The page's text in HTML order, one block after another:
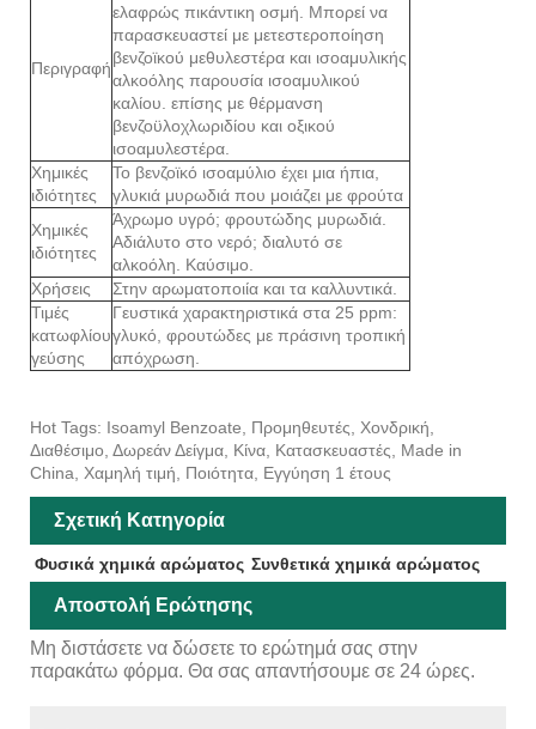
Περιγραφή
ελαφρώς πικάντικη οσμή. Μπορεί να
παρασκευαστεί με μετεστεροποίηση
βενζοϊκού μεθυλεστέρα και ισοαμυλικής
αλκοόλης παρουσία ισοαμυλικού
καλίου. επίσης με θέρμανση
βενζοϋλοχλωριδίου και οξικού
ισοαμυλεστέρα.
Χημικές
ιδιότητες
Το βενζοϊκό ισοαμύλιο έχει μια ήπια,
γλυκιά μυρωδιά που μοιάζει με φρούτα
Χημικές
ιδιότητες
Άχρωμο υγρό; φρουτώδης μυρωδιά.
Αδιάλυτο στο νερό; διαλυτό σε
αλκοόλη. Καύσιμο.
Χρήσεις
Στην αρωματοποιία και τα καλλυντικά.
Τιμές
κατωφλίου
γεύσης
Γευστικά χαρακτηριστικά στα 25 ppm:
γλυκό, φρουτώδες με πράσινη τροπική
απόχρωση.
Hot Tags: Isoamyl Benzoate, Προμηθευτές, Χονδρική,
Διαθέσιμο, Δωρεάν Δείγμα, Κίνα, Κατασκευαστές, Made in
China, Χαμηλή τιμή, Ποιότητα, Εγγύηση 1 έτους
Σχετική Κατηγορία
Φυσικά χημικά αρώματος Συνθετικά χημικά αρώματος
Αποστολή Ερώτησης
Μη διστάσετε να δώσετε το ερώτημά σας στην
παρακάτω φόρμα. Θα σας απαντήσουμε σε 24 ώρες.